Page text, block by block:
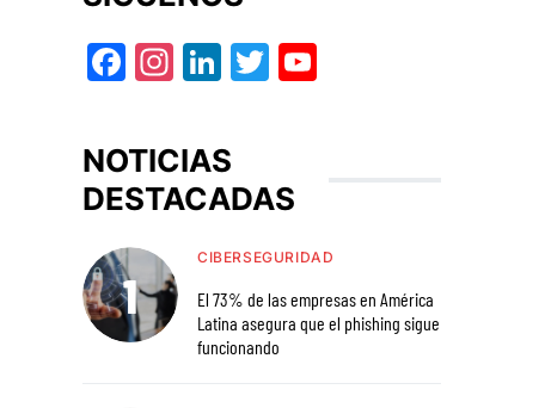
Facebook
Instagram
LinkedIn
Twitter
NOTICIAS
DESTACADAS
CIBERSEGURIDAD
El 73% de las empresas en América
Latina asegura que el phishing sigue
funcionando